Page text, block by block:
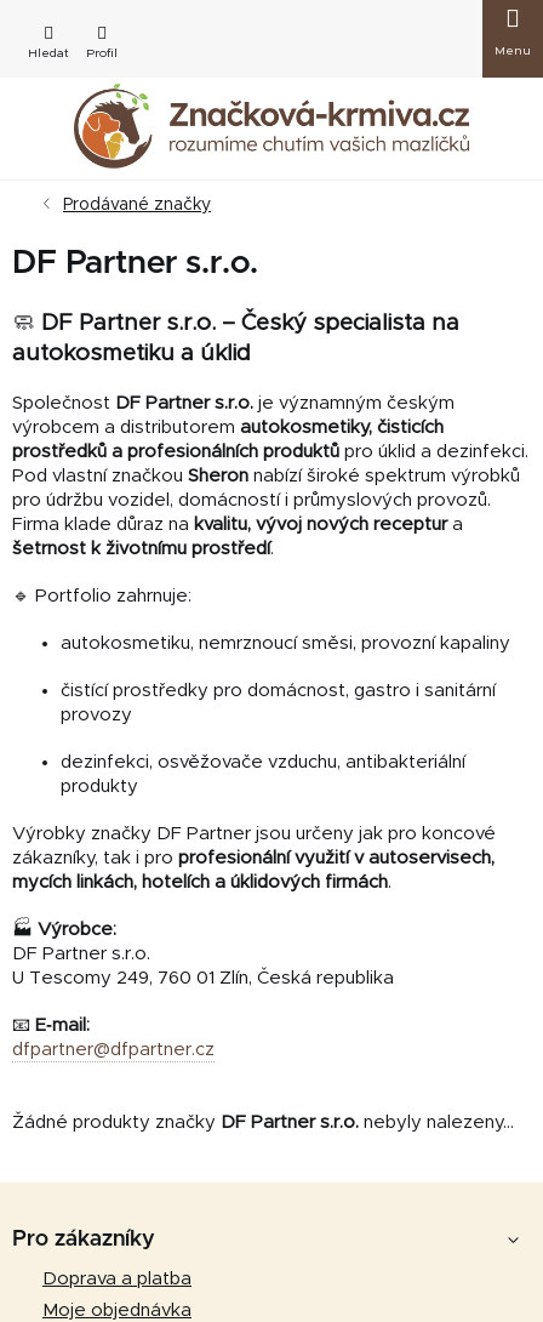
obsah
košík
Prodávané značky
DF Partner s.r.o.
🧼 DF Partner s.r.o. – Český specialista na
autokosmetiku a úklid
Společnost DF Partner s.r.o. je významným českým
výrobcem a distributorem autokosmetiky, čisticích
prostředků a profesionálních produktů pro úklid a dezinfekci.
Pod vlastní značkou Sheron nabízí široké spektrum výrobků
pro údržbu vozidel, domácností i průmyslových provozů.
Firma klade důraz na kvalitu, vývoj nových receptura
šetrnost k životnímu prostředí.
🔹 Portfolio zahrnuje:
autokosmetiku, nemrznoucí směsi, provozní kapaliny
čistící prostředky pro domácnost, gastro i sanitární
provozy
dezinfekci, osvěžovače vzduchu, antibakteriální
produkty
Výrobky značky DF Partner jsou určeny jak pro koncové
zákazníky, tak i pro profesionální využití v autoservisech,
mycích linkách, hotelích a úklidových firmách.
🏭 Výrobce:
DF Partner s.r.o.
U Tescomy 249, 760 01 Zlín, Česká republika
📧 E‑mail:
dfpartner@dfpartner.cz
Žádné produkty značky DF Partner s.r.o. nebyly nalezeny...
Pro zákazníky
Doprava a platba
Moje objednávka